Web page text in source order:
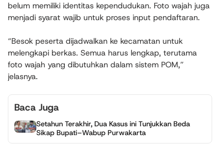
belum memiliki identitas kependudukan. Foto wajah juga
menjadi syarat wajib untuk proses input pendaftaran.
“Besok peserta dijadwalkan ke kecamatan untuk
melengkapi berkas. Semua harus lengkap, terutama
foto wajah yang dibutuhkan dalam sistem POM,”
jelasnya.
Baca Juga
Setahun Terakhir, Dua Kasus ini Tunjukkan Beda
Sikap Bupati–Wabup Purwakarta